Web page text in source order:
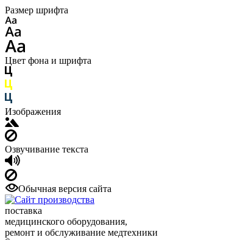
Размер шрифта
Цвет фона и шрифта
Изображения
Озвучивание текста
Обычная версия сайта
поставка
медицинского оборудования,
ремонт и обслуживание медтехники